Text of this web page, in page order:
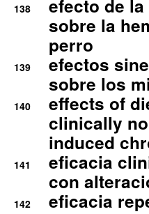
138
efecto de
sobre la
perro
139
efectos
sobre los
140
effects of
clinically
induced
141
eficacia
con
142
eficacia